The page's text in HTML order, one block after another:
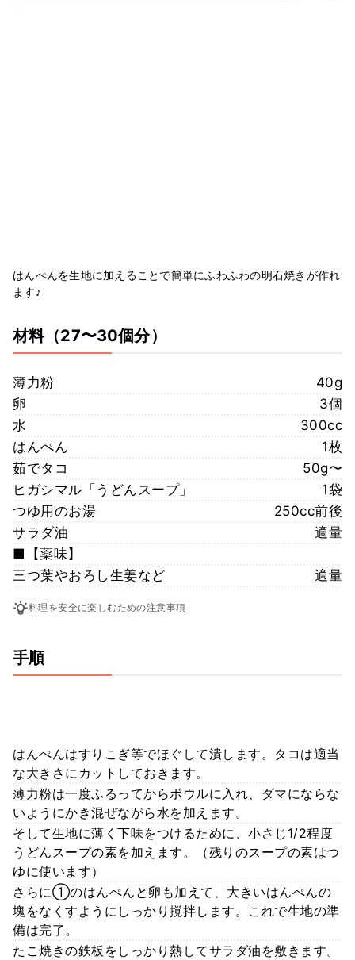
はんぺんを生地に加えることで簡単にふわふわの明石焼きが作れ
ます♪
材料（27〜30個分）
薄力粉
40g
卵
3個
水
300cc
はんぺん
1枚
茹でタコ
50g〜
ヒガシマル「うどんスープ」
1袋
つゆ用のお湯
250cc前後
サラダ油
適量
■【薬味】
三つ葉やおろし生姜など
適量
料理を安全に楽しむための注意事項
手順
はんぺんはすりこぎ等でほぐして潰します。タコは適当
な大きさにカットしておきます。
薄力粉は一度ふるってからボウルに入れ、ダマにならな
いようにかき混ぜながら水を加えます。
そして生地に薄く下味をつけるために、小さじ1/2程度
うどんスープの素を加えます。（残りのスープの素はつ
ゆに使います）
さらに①のはんぺんと卵も加えて、大きいはんぺんの
塊をなくすようにしっかり撹拌します。これで生地の準
備は完了。
たこ焼きの鉄板をしっかり熱してサラダ油を敷きます。